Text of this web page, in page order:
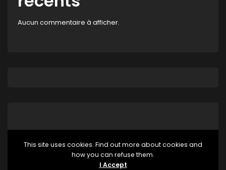
Aucun commentaire à afficher.
This site uses cookies. Find out more about cookies and
how you can refuse them.
I Accept